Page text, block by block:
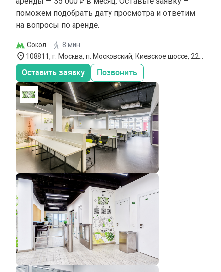
поможем подобрать дату просмотра и ответим
на вопросы по аренде.
Сокол
8 мин
108811, г. Москва, п. Московский, Киевское шоссе, 22-й
км, Бизнес-парк `Румянцево`
Оставить заявку Позвонить